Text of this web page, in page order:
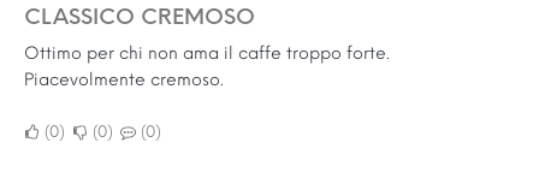
CLASSICO CREMOSO
Ottimo per chi non ama il caffe troppo forte.
Piacevolmente cremoso.
0 0 0